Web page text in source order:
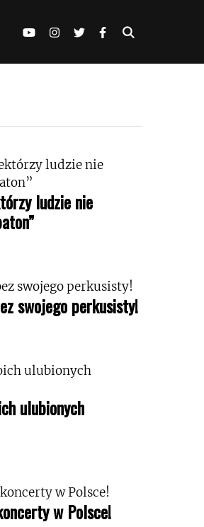
ludzie nie
swojego perkusisty!
ulubionych
w Polsce!